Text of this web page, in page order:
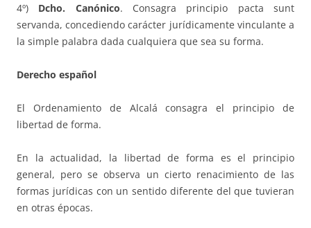
4º) Dcho. Canónico. Consagra principio pacta sunt
servanda, concediendo carácter jurídicamente vinculante a
la simple palabra dada cualquiera que sea su forma.
Derecho español
El Ordenamiento de Alcalá consagra el principio de
libertad de forma.
En la actualidad, la libertad de forma es el principio
general, pero se observa un cierto renacimiento de las
formas jurídicas con un sentido diferente del que tuvieran
en otras épocas.